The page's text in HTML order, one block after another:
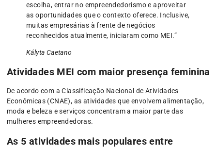
escolha, entrar no empreendedorismo e aproveitar
as oportunidades que o contexto oferece. Inclusive,
muitas empresárias à frente de negócios
reconhecidos atualmente, iniciaram como MEI.”
Kályta Caetano
Atividades MEI com maior presença feminina
De acordo com a Classificação Nacional de Atividades
Econômicas (CNAE), as atividades que envolvem alimentação,
moda e beleza e serviços concentram a maior parte das
mulheres empreendedoras.
As 5 atividades mais populares entre